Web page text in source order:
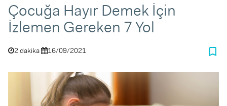
Çocuğa Hayır Demek İçin
İzlemen Gereken 7 Yol
2 dakika 16/09/2021 bookmark_border